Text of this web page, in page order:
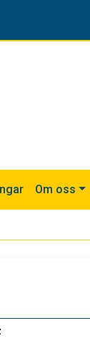
Om oss